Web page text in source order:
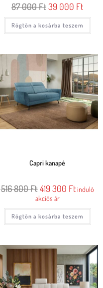
87 000Ft39 000 Ft
Rögtön a kosárba teszem
Capri kanapé
516 800Ft 419 300 Ftinduló
akciós ár
Rögtön a kosárba teszem